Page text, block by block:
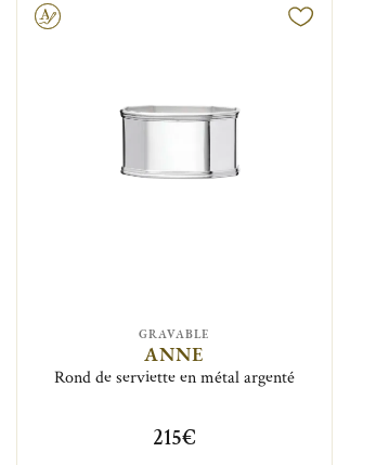
GRAVABLE
ANNE
Rond de serviette en métal argenté
215€